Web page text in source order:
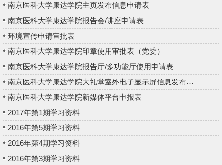
南京医科大学康达学院主页发布信息申请表
南京医科大学康达学院报告会/讲座申请表
环境宣传申请审批表
南京医科大学康达学院印章使用审批表（党委）
南京医科大学康达学院报告厅/多功能厅使用申请表
南京医科大学康达学院大礼堂室外电子显示屏信息发布审批表
南京医科大学康达学院新媒体平台申报表
2017年第1期学习资料
2016年第5期学习资料
2016年第4期学习资料
2016年第3期学习资料